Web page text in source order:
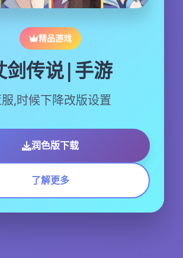
精品游戏
剑传说|手游
,时候下降改版设置
润色版下载
了解更多